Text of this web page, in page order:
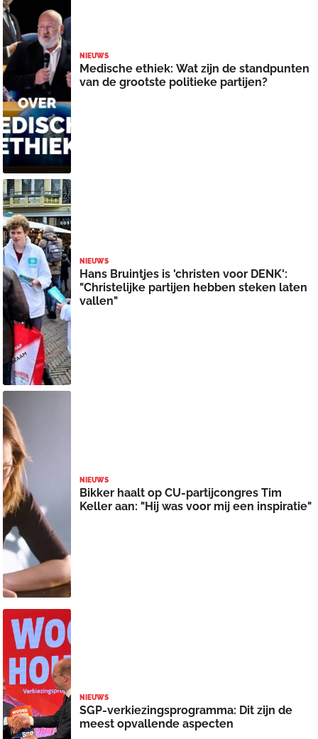
NIEUWS
Medische ethiek: Wat zijn de standpunten
van de grootste politieke partijen?
NIEUWS
Hans Bruintjes is 'christen voor DENK':
"Christelijke partijen hebben steken laten
vallen"
NIEUWS
Bikker haalt op CU-partijcongres Tim
Keller aan: "Hij was voor mij een inspiratie"
NIEUWS
SGP-verkiezingsprogramma: Dit zijn de
meest opvallende aspecten